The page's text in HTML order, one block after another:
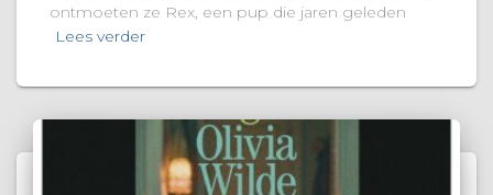
ontmoeten ze Rex, een pup die jaren geleden
Lees verder